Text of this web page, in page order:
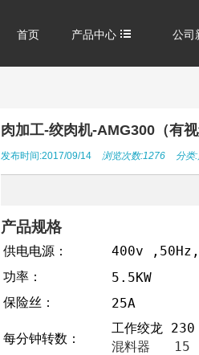
首页 产品中心 公司
肉加工-绞肉机-AMG300（有视
发布时间:2017/09/14 浏览次数:1276 分类:
产品规格
供电电源：
400v ,50Hz,
功率：
5.5KW
保险丝：
25A
每分钟转数：
工作绞龙 230
混料器 15